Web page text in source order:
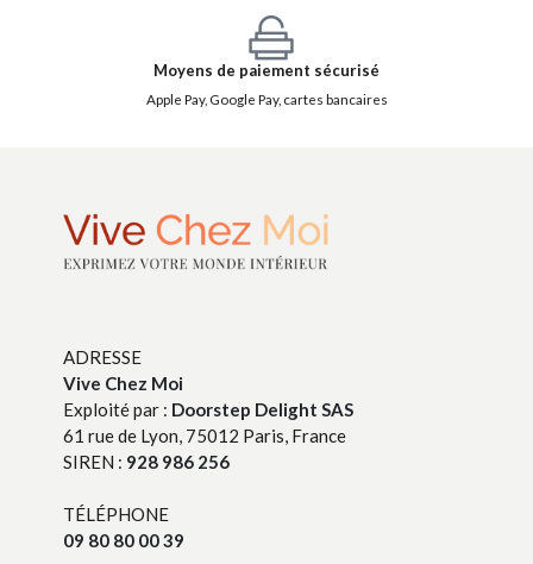
Moyens de paiement sécurisé
Apple Pay, Google Pay, cartes bancaires
ADRESSE
Vive Chez Moi
Exploité par : Doorstep Delight SAS
61 rue de Lyon, 75012 Paris, France
SIREN : 928 986 256
TÉLÉPHONE
09 80 80 00 39